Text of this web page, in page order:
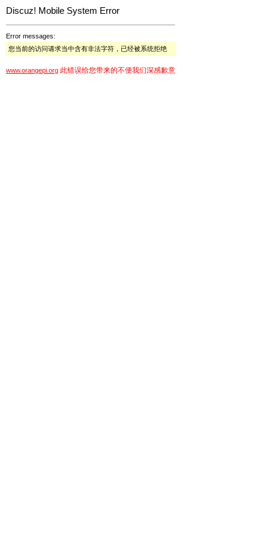
Discuz! Mobile System Error
Error messages:
您当前的访问请求当中含有非法字符，已经被系统拒绝
www.orangepi.org 此错误给您带来的不便我们深感歉意